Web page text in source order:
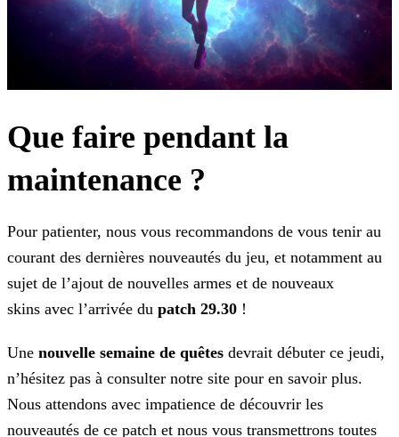
Que faire pendant la
maintenance ?
Pour patienter, nous vous recommandons de vous tenir au
courant des dernières nouveautés du jeu, et notamment au
sujet de l’ajout de nouvelles armes et de nouveaux
skins avec l’arrivée du patch 29.30 !
Une nouvelle semaine de quêtes devrait débuter ce jeudi,
n’hésitez pas à consulter notre site pour en savoir plus.
Nous attendons avec impatience de découvrir les
nouveautés de ce patch et nous vous transmettrons toutes